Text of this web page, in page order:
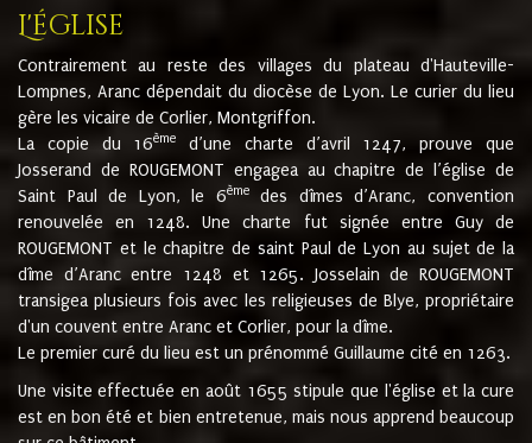
L'église
Contrairement au reste des villages du plateau d'Hauteville-
Lompnes, Aranc dépendait du diocèse de Lyon. Le curier du lieu
gère les vicaire de Corlier, Montgriffon.
La copie du 16ème
d’une charte d’avril 1247, prouve que
Josserand de ROUGEMONT engagea au chapitre de l’église de
Saint Paul de Lyon, le 6èmedes dîmes d’Aranc, convention
renouvelée en 1248. Une charte fut signée entre Guy de
ROUGEMONT et le chapitre de saint Paul de Lyon au sujet de la
dîme d’Aranc entre 1248 et 1265. Josselain de ROUGEMONT
transigea plusieurs fois avec les religieuses de Blye, propriétaire
d'un couvent entre Aranc et Corlier, pour la dîme.
Le premier curé du lieu est un prénommé Guillaume cité en 1263.
Une visite effectuée en août 1655 stipule que l'église et la cure
est en bon été et bien entretenue, mais nous apprend beaucoup